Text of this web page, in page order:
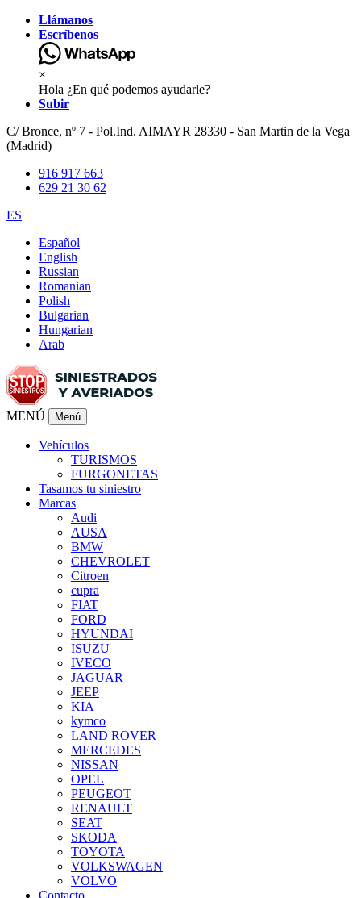
Llámanos
Escríbenos
×
Hola ¿En qué podemos ayudarle?
Subir
C/ Bronce, nº 7 - Pol.Ind. AIMAYR 28330 - San Martin de la Vega
(Madrid)
916 917 663
629 21 30 62
ES
Español
English
Russian
Romanian
Polish
Bulgarian
Hungarian
Arab
MENÚ Menú
Vehículos
TURISMOS
FURGONETAS
Tasamos tu siniestro
Marcas
Audi
AUSA
BMW
CHEVROLET
Citroen
cupra
FIAT
FORD
HYUNDAI
ISUZU
IVECO
JAGUAR
JEEP
KIA
kymco
LAND ROVER
MERCEDES
NISSAN
OPEL
PEUGEOT
RENAULT
SEAT
SKODA
TOYOTA
VOLKSWAGEN
VOLVO
Contacto